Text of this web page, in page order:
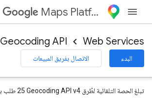
Maps Platform
Web Services
Geocoding API
البدء الاتصال بفريق المبيعات